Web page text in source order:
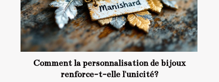
Comment la personnalisation de bijoux
renforce-t-elle l'unicité?